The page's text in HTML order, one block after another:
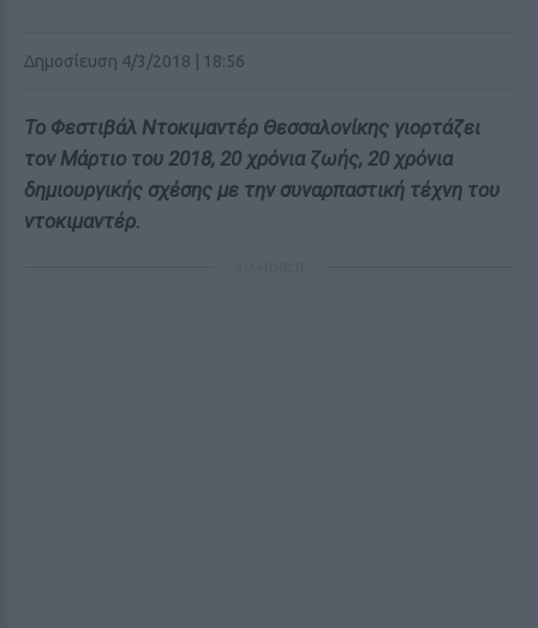
Δημοσίευση 4/3/2018 | 18:56
Το Φεστιβάλ Ντοκιμαντέρ Θεσσαλονίκης γιορτάζει
τον Μάρτιο του 2018, 20 χρόνια ζωής, 20 χρόνια
δημιουργικής σχέσης με την συναρπαστική τέχνη του
ντοκιμαντέρ.